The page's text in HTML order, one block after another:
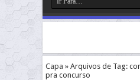
Capa » Arquivos de Tag:
pra concurso